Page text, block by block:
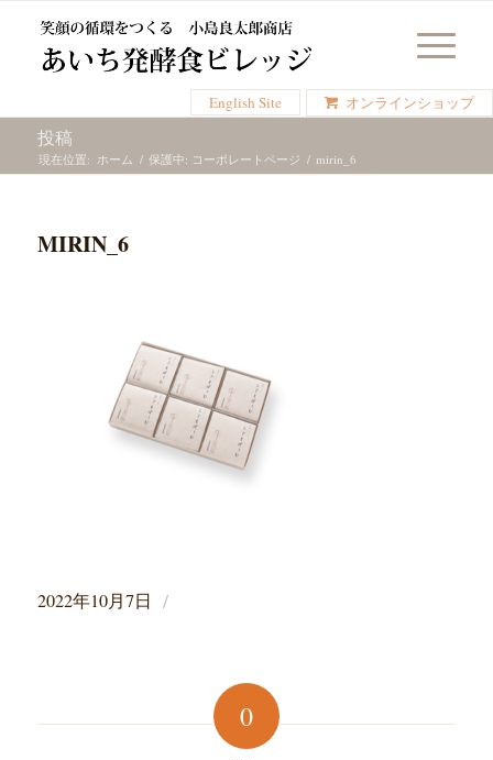
English Site オンラインショップ
投稿
現在位置: ホーム / 保護中: コーポレートページ / mirin_6
MIRIN_6
2022年10月7日 /
0